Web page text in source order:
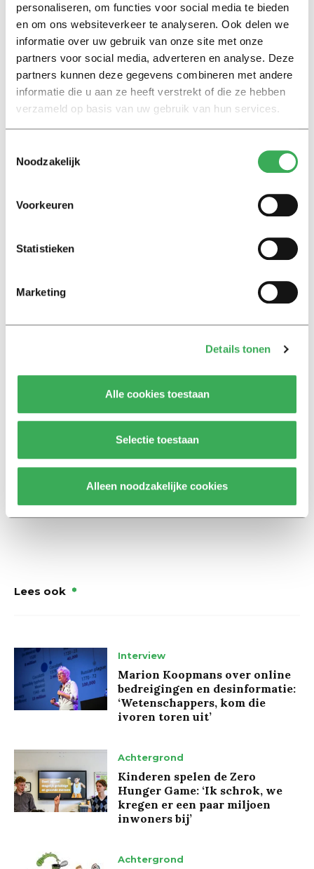
personaliseren, om functies voor social media te bieden
en om ons websiteverkeer te analyseren. Ook delen we
informatie over uw gebruik van onze site met onze
partners voor social media, adverteren en analyse. Deze
partners kunnen deze gegevens combineren met andere
informatie die u aan ze heeft verstrekt of die ze hebben
verzameld op basis van uw gebruik van hun services.
Noodzakelijk
Voorkeuren
Statistieken
Marketing
Details tonen
Alle cookies toestaan
Selectie toestaan
Alleen noodzakelijke cookies
gebrek, alsof deze verzekering een goede ontwikkeling
was.
Toch vreemd dat we in alles ontwikkelen, behalve in de
levensduur van onze apparaten. Die levensduur lijkt er
enkel op achteruit te gaan. We moeten alles verzekeren
omdat het, lachwekkend maar waar, ‘te hard waaide’.
Een aantal jaar ervoor kon je je Nokia nog zonder
vooruitgang. Misschien moeten we gewoon accepteren
vorm van zekerheid te kopen. Maar ergens hoop ik toch
stiekem dat mijn nieuwe tv het dertien jaar gaat
Judith Zijdenbos volgt een postmaster
Lerarenopleiding Nederlands aan Tilburg
University.
Lees ook
Interview
Marion Koopmans over online
bedreigingen en desinformatie:
‘Wetenschappers, kom die
ivoren toren uit’
Achtergrond
Kinderen spelen de Zero
Hunger Game: ‘Ik schrok, we
kregen er een paar miljoen
inwoners bij’
Achtergrond